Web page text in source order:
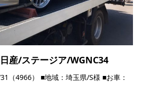
/ステージア/WGNC34
（4966） ■地域：埼玉県/S様 ■お車：